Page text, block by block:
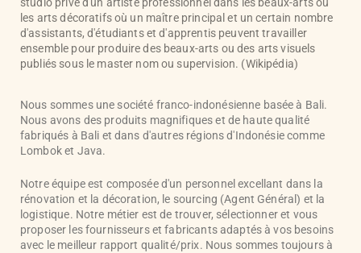
les arts décoratifs où un maître principal et un certain nombre
d'assistants, d'étudiants et d'apprentis peuvent travailler
ensemble pour produire des beaux-arts ou des arts visuels
publiés sous le master nom ou supervision. (Wikipédia)
Nous sommes une société franco-indonésienne basée à Bali.
Nous avons des produits magnifiques et de haute qualité
fabriqués à Bali et dans d'autres régions d'Indonésie comme
Lombok et Java.
Notre équipe est composée d'un personnel excellant dans la
rénovation et la décoration, le sourcing (Agent Général) et la
logistique. Notre métier est de trouver, sélectionner et vous
proposer les fournisseurs et fabricants adaptés à vos besoins
avec le meilleur rapport qualité/prix. Nous sommes toujours à